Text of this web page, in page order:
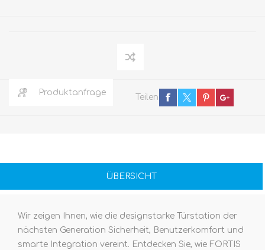
Produktanfrage
Teilen
ÜBERSICHT
Wir zeigen Ihnen, wie die designstarke Türstation der
nächsten Generation Sicherheit, Benutzerkomfort und
smarte Integration vereint. Entdecken Sie, wie FORTIS